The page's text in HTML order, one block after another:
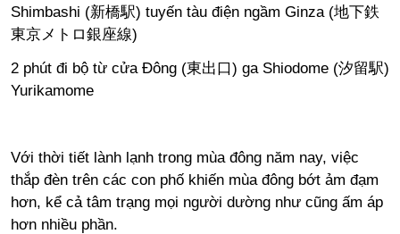
Shimbashi (新橋駅) tuyến tàu điện ngầm Ginza (地下鉄
東京メトロ銀座線)
2 phút đi bộ từ cửa Đông (東出口) ga Shiodome (汐留駅)
Yurikamome
Với thời tiết lành lạnh trong mùa đông năm nay, việc
thắp đèn trên các con phố khiến mùa đông bớt ảm đạm
hơn, kể cả tâm trạng mọi người dường như cũng ấm áp
hơn nhiều phần.